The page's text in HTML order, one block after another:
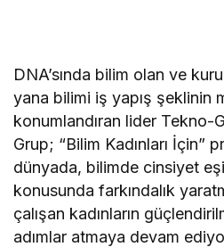
DNA’sında bilim olan ve
yana bilimi iş yapış şeklinin
konumlandıran lider Tekno-
Grup; “Bilim Kadınları İçin”
dünyada, bilimde cinsiyet
konusunda farkındalık
çalışan kadınların
adımlar atmaya devam